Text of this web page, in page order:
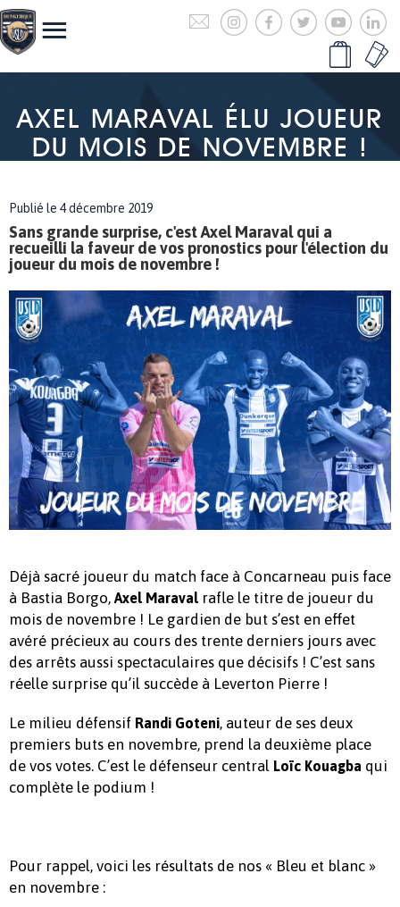
AXEL MARAVAL ÉLU JOUEUR
DU MOIS DE NOVEMBRE !
Publié le 4 décembre 2019
Sans grande surprise, c'est Axel Maraval qui a
recueilli la faveur de vos pronostics pour l'élection du
joueur du mois de novembre !
Déjà sacré joueur du match face à Concarneau puis face
à Bastia Borgo, Axel Maraval rafle le titre de joueur du
mois de novembre ! Le gardien de but s’est en effet
avéré précieux au cours des trente derniers jours avec
des arrêts aussi spectaculaires que décisifs ! C’est sans
réelle surprise qu’il succède à Leverton Pierre !
Le milieu défensif Randi Goteni, auteur de ses deux
premiers buts en novembre, prend la deuxième place
de vos votes. C’est le défenseur central Loïc Kouagba qui
complète le podium !
Pour rappel, voici les résultats de nos « Bleu et blanc »
en novembre :